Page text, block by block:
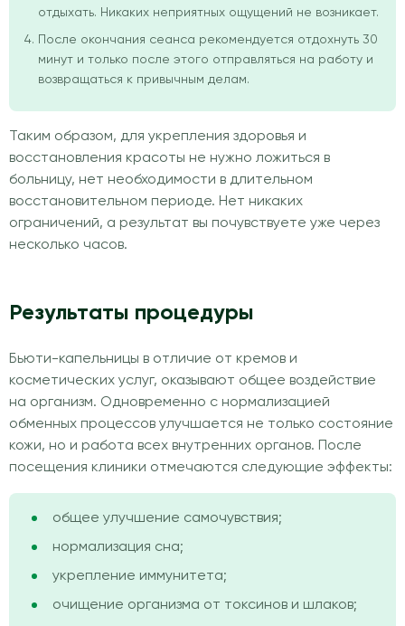
отдыхать. Никаких неприятных ощущений не возникает.
После окончания сеанса рекомендуется отдохнуть 30
минут и только после этого отправляться на работу и
возвращаться к привычным делам.
Таким образом, для укрепления здоровья и
восстановления красоты не нужно ложиться в
больницу, нет необходимости в длительном
восстановительном периоде. Нет никаких
ограничений, а результат вы почувствуете уже через
несколько часов.
Результаты процедуры
Бьюти-капельницы в отличие от кремов и
косметических услуг, оказывают общее воздействие
на организм. Одновременно с нормализацией
обменных процессов улучшается не только состояние
кожи, но и работа всех внутренних органов. После
посещения клиники отмечаются следующие эффекты:
общее улучшение самочувствия;
нормализация сна;
укрепление иммунитета;
очищение организма от токсинов и шлаков;